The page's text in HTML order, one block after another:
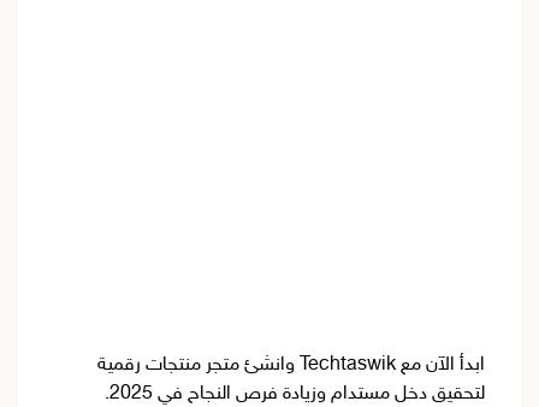
ابدأ الآن مع Techtaswik وانشئ متجر منتجات رقمية
لتحقيق دخل مستدام وزيادة فرص النجاح في 2025.